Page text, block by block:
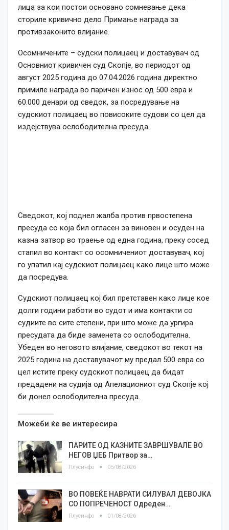
лица за кои постои основано сомневање дека
сториле кривично дело Примање награда за
противзаконито влијание.
Осомничените – судски полицаец и доставувач од
Основниот кривичен суд Скопје, во периодот од
август 2025 година до 07.04.2026 година директно
примиле награда во паричен износ од 500 евра и
60.000 денари од сведок, за посредување на
судскиот полицаец во повисоките судови со цел да
издејствува ослободителна пресуда.
Сведокот, кој поднел жалба против првостепена
пресуда со која бил огласен за виновен и осуден на
казна затвор во траење од една година, преку сосед
стапил во контакт со осомничениот доставувач, кој
го упатил кај судскиот полицаец како лице што може
да посредува.
Судскиот полицаец кој бил претставен како лице кое
долги години работи во судот и има контакти со
судиите во сите степени, при што може да ургира
пресудата да биде заменета со ослободителна.
Убеден во неговото влијание, сведокот во текот на
2025 година на доставувачот му предал 500 евра со
цел истите преку судскиот полицаец да бидат
предадени на судија од Апелациониот суд Скопје кој
би донел ослободителна пресуда.
Можеби ќе ве интересира
ПАРИТЕ ОД КАЗНИТЕ ЗАВРШУВАЛЕ ВО
НЕГОВ ЏЕБ Притвор за…
Плусинфо 05/08/2026
ВО ПОВЕЌЕ НАВРАТИ СИЛУВАЛ ДЕВОЈКА
СО ПОПРЕЧЕНОСТ Одреден…
Плусинфо 01/08/2026